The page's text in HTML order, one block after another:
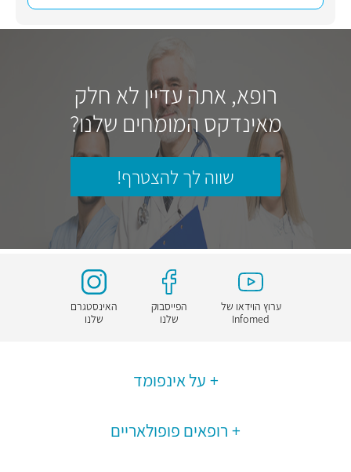
רופא, אתה עדיין לא חלק
מאינדקס המומחים שלנו?
שווה לך להצטרף!
ערוץ הוידאו של
Infomed
הפייסבוק
שלנו
האינסטגרם
שלנו
על אינפומד
רופאים פופולאריים